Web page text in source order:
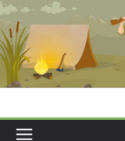
Перейти
содержимому